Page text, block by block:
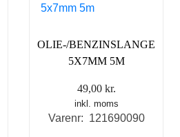
OLIE-/BENZINSLANGE
5X7MM 5M
49,00 kr.
inkl. moms
Varenr: 121690090